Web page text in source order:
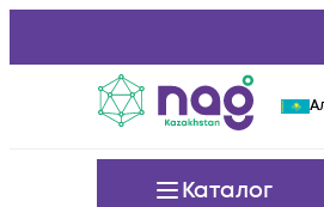
Каталог